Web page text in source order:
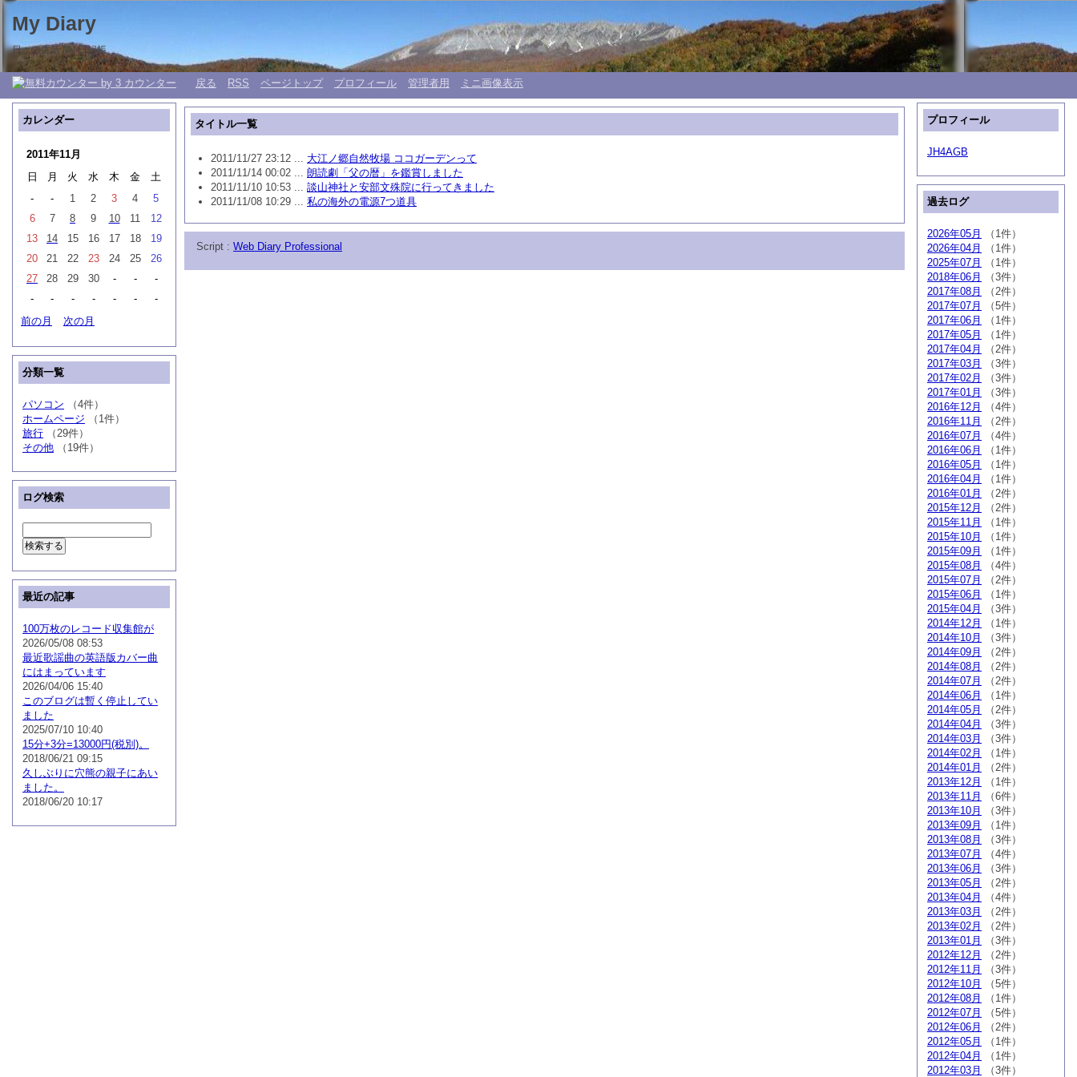
My Diary
日々の生活 My 日記帳。
戻る RSS ページトップ プロフィール 管理者用 ミニ画像表示
タイトル一覧
2011/11/27 23:12 ... 大江ノ郷自然牧場 ココガーデンって
2011/11/14 00:02 ... 朗読劇「父の暦」を鑑賞しました
2011/11/10 10:53 ... 談山神社と安部文殊院に行ってきました
2011/11/08 10:29 ... 私の海外の電源7つ道具
カレンダー
2011年11月
日
月 火 水 木 金
土
-
- 1 2 3 4
5
6
7 8 9 10 11
12
13
14 15 16 17 18
19
20
21 22 23 24 25
26
27
28 29 30 - -
-
-
- - - - -
-
前の月
次の月
分類一覧
パソコン （4件）
ホームページ （1件）
旅行 （29件）
その他 （19件）
ログ検索
最近の記事
100万枚のレコード収集館が
2026/05/08 08:53
最近歌謡曲の英語版カバー曲
にはまっています
2026/04/06 15:40
このブログは暫く停止してい
ました
2025/07/10 10:40
15分+3分=13000円(税別)。
2018/06/21 09:15
久しぶりに穴熊の親子にあい
ました。
2018/06/20 10:17
プロフィール
JH4AGB
過去ログ
2026年05月
（1件）
2026年04月
（1件）
2025年07月
（1件）
2018年06月
（3件）
2017年08月
（2件）
2017年07月
（5件）
2017年06月
（1件）
2017年05月
（1件）
2017年04月
（2件）
2017年03月
（3件）
2017年02月
（3件）
2017年01月
（3件）
2016年12月
（4件）
2016年11月
（2件）
2016年07月
（4件）
2016年06月
（1件）
2016年05月
（1件）
2016年04月
（1件）
2016年01月
（2件）
2015年12月
（2件）
2015年11月
（1件）
2015年10月
（1件）
2015年09月
（1件）
2015年08月
（4件）
2015年07月
（2件）
2015年06月
（1件）
2015年04月
（3件）
2014年12月
（1件）
2014年10月
（3件）
2014年09月
（2件）
2014年08月
（2件）
2014年07月
（2件）
2014年06月
（1件）
2014年05月
（2件）
2014年04月
（3件）
2014年03月
（3件）
2014年02月
（1件）
2014年01月
（2件）
2013年12月
（1件）
2013年11月
（6件）
2013年10月
（3件）
2013年09月
（1件）
2013年08月
（3件）
2013年07月
（4件）
2013年06月
（3件）
2013年05月
（2件）
2013年04月
（4件）
2013年03月
（2件）
2013年02月
（2件）
2013年01月
（3件）
2012年12月
（2件）
2012年11月
（3件）
2012年10月
（5件）
2012年08月
（1件）
2012年07月
（5件）
2012年06月
（2件）
2012年05月
（1件）
2012年04月
（1件）
2012年03月
（3件）
Script : Web Diary Professional